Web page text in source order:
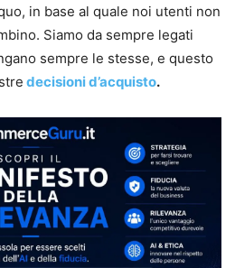
in base al quale noi utenti non
Siamo da sempre legati
sempre le stesse, e questo
decisioni d’acquisto.